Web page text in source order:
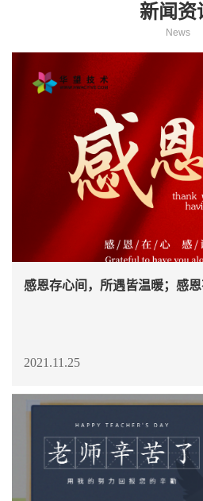
新闻资
News
感恩存心间，所遇皆温暖；感恩
2021.11.25